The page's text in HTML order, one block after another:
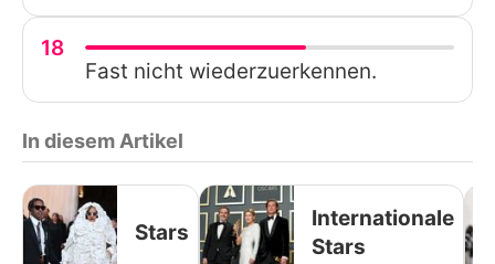
18
Fast nicht wiederzuerkennen.
In diesem Artikel
Stars
Internationale
Stars